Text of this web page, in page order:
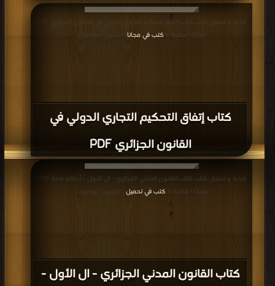
كتاب إتفاق التحكيم التجاري الدولي في
القانون الجزائري PDF
مجانا | مكتبة > كتب في مجانا | التحميل : مرة/مرات
كتاب القانون المدني الجزائري - ال الأول -
قراءة و تحميل كتاب كتاب القانون المدني الجزائري - ال الأول - أحكام عامة PDF
مجانا | مكتبة >كتب في تحميل | التحميل : مرة/مرات